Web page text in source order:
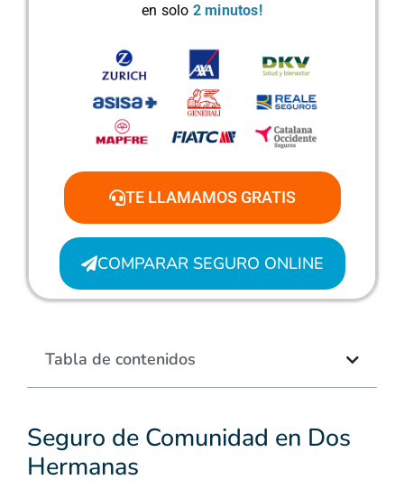
Seguro de Comunidad en Dos
Hermanas
en solo 2 minutos!
TE LLAMAMOS GRATIS
COMPARAR SEGURO ONLINE
Tabla de contenidos